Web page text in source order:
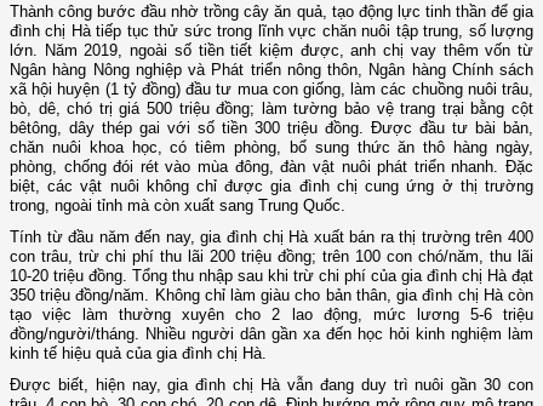
Thành công bước đầu nhờ trồng cây ăn quả, tạo động lực tinh thần để gia
đình chị Hà tiếp tục thử sức trong lĩnh vực chăn nuôi tập trung, số lượng
lớn. Năm 2019, ngoài số tiền tiết kiệm được, anh chị vay thêm vốn từ
Ngân hàng Nông nghiệp và Phát triển nông thôn, Ngân hàng Chính sách
xã hội huyện (1 tỷ đồng) đầu tư mua con giống, làm các chuồng nuôi trâu,
bò, dê, chó trị giá 500 triệu đồng; làm tường bảo vệ trang trại bằng cột
bêtông, dây thép gai với số tiền 300 triệu đồng. Được đầu tư bài bản,
chăn nuôi khoa học, có tiêm phòng, bổ sung thức ăn thô hàng ngày,
phòng, chống đói rét vào mùa đông, đàn vật nuôi phát triển nhanh. Đặc
biệt, các vật nuôi không chỉ được gia đình chị cung ứng ở thị trường
trong, ngoài tỉnh mà còn xuất sang Trung Quốc.
Tính từ đầu năm đến nay, gia đình chị Hà xuất bán ra thị trường trên 400
con trâu, trừ chi phí thu lãi 200 triệu đồng; trên 100 con chó/năm, thu lãi
10-20 triệu đồng. Tổng thu nhập sau khi trừ chi phí của gia đình chị Hà đạt
350 triệu đồng/năm. Không chỉ làm giàu cho bản thân, gia đình chị Hà còn
tạo việc làm thường xuyên cho 2 lao động, mức lương 5-6 triệu
đồng/người/tháng. Nhiều người dân gần xa đến học hỏi kinh nghiệm làm
kinh tế hiệu quả của gia đình chị Hà.
Được biết, hiện nay, gia đình chị Hà vẫn đang duy trì nuôi gần 30 con